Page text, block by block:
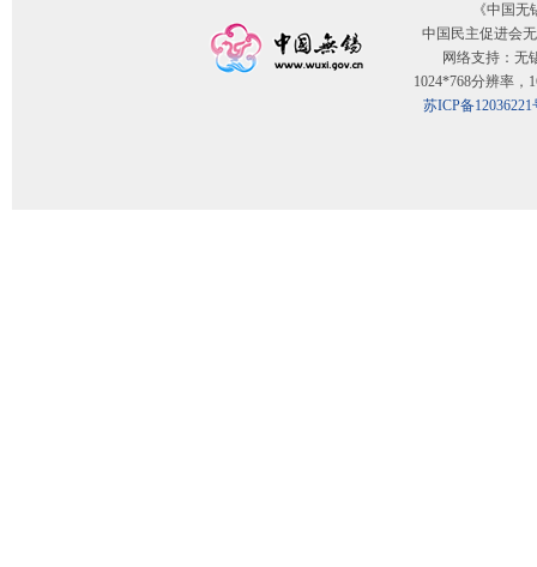
《中国
中国民主促进会
网络支持：无
1024*768分辨率，
苏ICP备12036221